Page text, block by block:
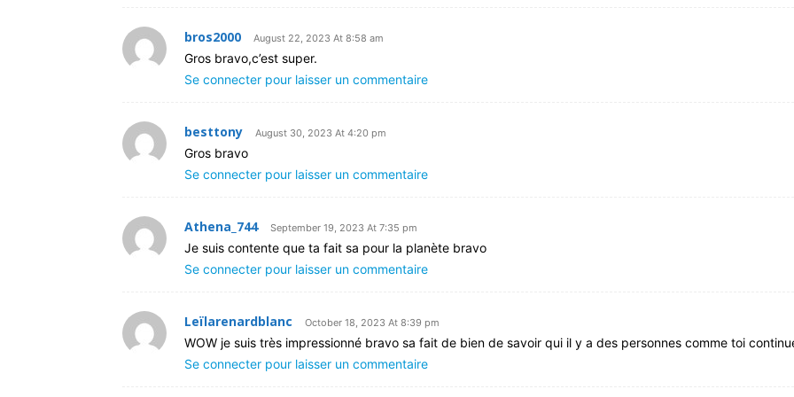
bros2000 August 22, 2023 At 8:58 am
Gros bravo,c’est super.
Se connecter pour laisser un commentaire
besttony August 30, 2023 At 4:20 pm
Gros bravo
Se connecter pour laisser un commentaire
Athena_744 September 19, 2023 At 7:35 pm
Je suis contente que ta fait sa pour la planète bravo
Se connecter pour laisser un commentaire
Leïlarenardblanc October 18, 2023 At 8:39 pm
WOW je suis très impressionné bravo sa fait de bien de savoir qui il y a des personnes comme toi
Se connecter pour laisser un commentaire